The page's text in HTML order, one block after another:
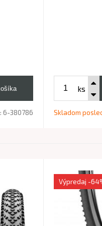
6-380786
ks
Skladom
Výpredaj -